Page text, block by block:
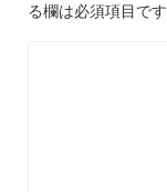
る欄は必須項目です